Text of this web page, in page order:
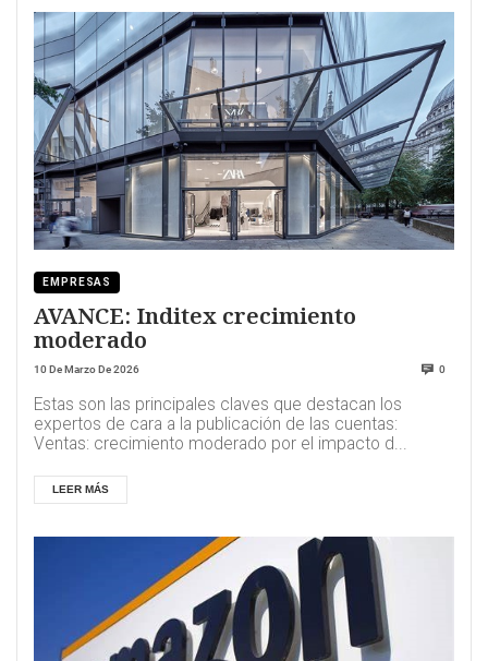
EMPRESAS
AVANCE: Inditex crecimiento
moderado
10 De Marzo De 2026 0
Estas son las principales claves que destacan los
expertos de cara a la publicación de las cuentas:
Ventas: crecimiento moderado por el impacto d...
LEER MÁS